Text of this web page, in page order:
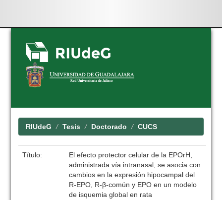
Skip
navigation
RIUdeG Tesis Doctorado CUCS
Título:
El efecto protector celular de la EPOrH,
administrada vía intranasal, se asocia con
cambios en la expresión hipocampal del
R-EPO, R-β-común y EPO en un modelo
de isquemia global en rata